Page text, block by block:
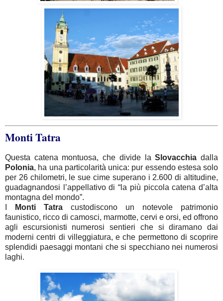
Monti Tatra
Questa catena montuosa, che divide laSlovacchia dalla
Polonia, ha una particolarità unica: pur essendo estesa solo
per 26 chilometri, le sue cime superano i 2.600 di altitudine,
guadagnandosi l’appellativo di “la più piccola catena d’alta
montagna del mondo”.
Monti Tatra custodiscono un notevole patrimonio
faunistico, ricco di camosci, marmotte, cervi e orsi, ed offrono
agli escursionisti numerosi sentieri che si diramano dai
moderni centri di villeggiatura, e che permettono di scoprire
splendidi paesaggi montani che si specchiano nei numerosi
laghi.